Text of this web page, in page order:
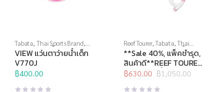
Tabata, Thai Sports Brand,
View,กีฬาทางน้ำ,แว่นตาว่าย
น้ำ,แว่นตาว่ายน้ำทั่วไป, แว่นตา
ว่ายน้ำสำหรับเด็ก
VIEW แว่นตาว่ายน้ำเด็ก
V770J
฿400.00
Reef Tourer,Tabata,Thai
Sports Brand,กีฬาทางน้ำ,
หน้ากากดำน้ำ,อุปกรณ์ดำน้ำ
**Sale 40%, แพ็คชำรุด,
สินค้าดี**REEF TOURER
หน้ากากดำน้ำชุด สำหรับ
฿1,050.00
Original
price
฿630.00
Current
price